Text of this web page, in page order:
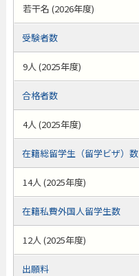
若干名 (2026年度)
受験者数
9人 (2025年度)
合格者数
4人 (2025年度)
在籍総留学生（留学ビザ）数
14人 (2025年度)
在籍私費外国人留学生数
12人 (2025年度)
出願料